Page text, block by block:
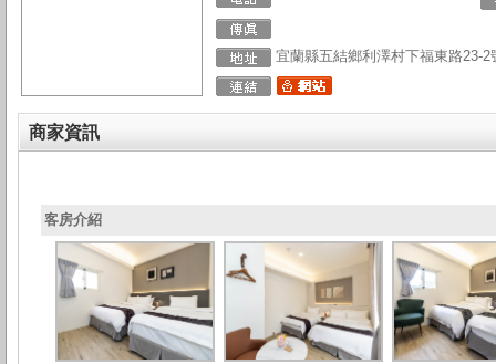
宜蘭縣五結鄉利澤村下福東路23-2
商家資訊
客房介紹